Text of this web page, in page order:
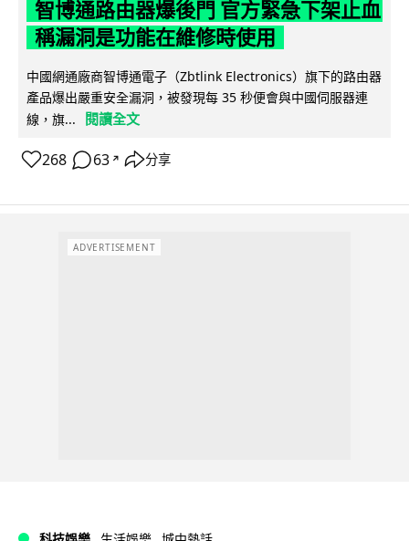
智博通路由器爆後門 官方緊急下架止血
稱漏洞是功能在維修時使用
中國網通廠商智博通電子（Zbtlink Electronics）旗下的路由器
產品爆出嚴重安全漏洞，被發現每 35 秒便會與中國伺服器連
線，旗...
閱讀全文
268 63 ↗ 分享
ADVERTISEMENT